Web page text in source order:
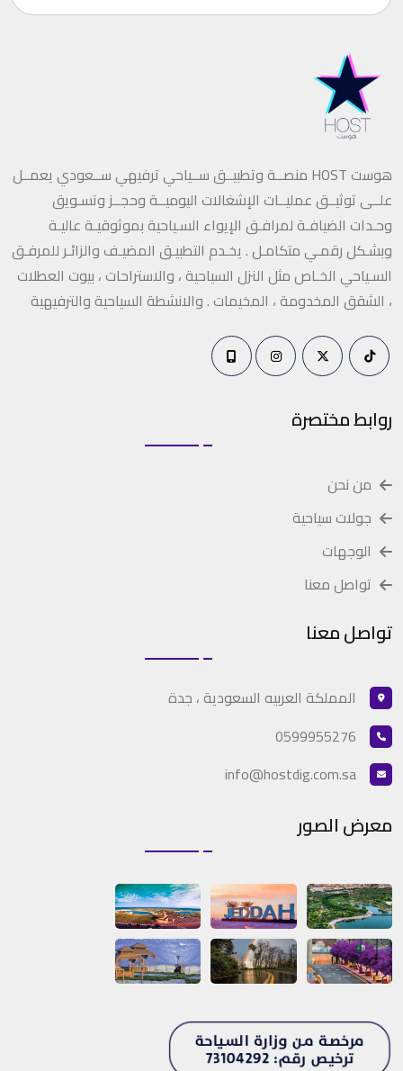
هوست HOST منصــة وتطبيــق ســياحي ترفيهي ســعودي يعمــل
علــى توثيــق عمليــات الإشغالات اليوميــة وحجــز وتسـويق
وحـدات الضيافـة لمرافـق الإيواء السـياحية بموثوقيـة عاليـة
وبشـكل رقمـي متكامـل . يخـدم التطبيـق المضيـف والزائـر للمرفـق
السـياحي الخـاص مثل النزل السياحية ، والاستراحات ، بيوت العطلات
، الشقق المخدومة ، المخيمات . والانشطة السياحية والترفيهية
روابط مختصرة
من نحن
جولات سياحية
الوجهات
تواصل معنا
تواصل معنا
المملكة العربيه السعودية ، جدة
0599955276
info@hostdig.com.sa
معرض الصور